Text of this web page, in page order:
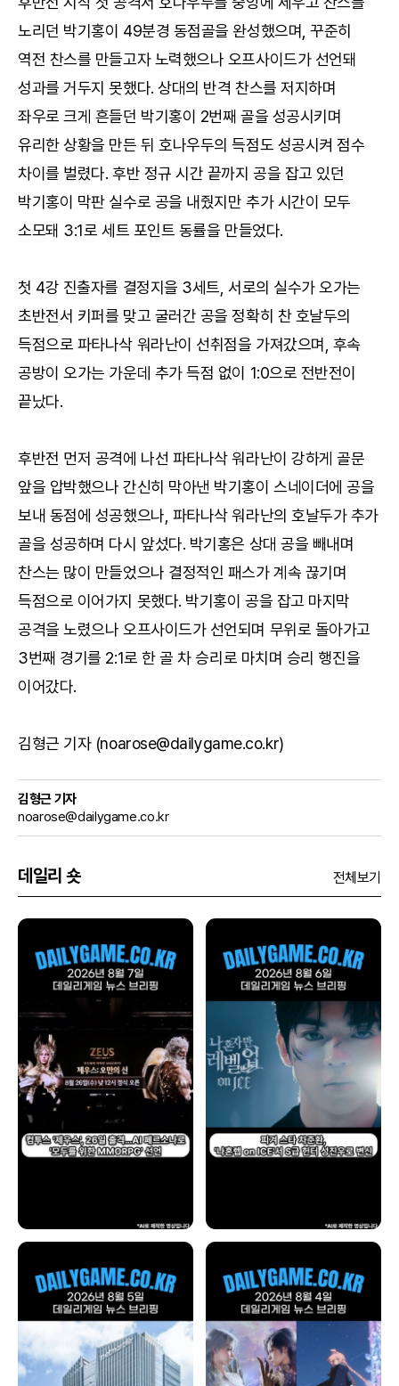
노리던 박기홍이 49분경 동점골을 완성했으며, 꾸준히
역전 찬스를 만들고자 노력했으나 오프사이드가 선언돼
성과를 거두지 못했다. 상대의 반격 찬스를 저지하며
좌우로 크게 흔들던 박기홍이 2번째 골을 성공시키며
유리한 상황을 만든 뒤 호나우두의 득점도 성공시켜 점수
차이를 벌렸다. 후반 정규 시간 끝까지 공을 잡고 있던
박기홍이 막판 실수로 공을 내줬지만 추가 시간이 모두
소모돼 3:1로 세트 포인트 동률을 만들었다.
첫 4강 진출자를 결정지을 3세트, 서로의 실수가 오가는
초반전서 키퍼를 맞고 굴러간 공을 정확히 찬 호날두의
득점으로 파타나삭 워라난이 선취점을 가져갔으며, 후속
공방이 오가는 가운데 추가 득점 없이 1:0으로 전반전이
끝났다.
후반전 먼저 공격에 나선 파타나삭 워라난이 강하게 골문
앞을 압박했으나 간신히 막아낸 박기홍이 스네이더에 공을
보내 동점에 성공했으나, 파타나삭 워라난의 호날두가 추가
골을 성공하며 다시 앞섰다. 박기홍은 상대 공을 빼내며
찬스는 많이 만들었으나 결정적인 패스가 계속 끊기며
득점으로 이어가지 못했다. 박기홍이 공을 잡고 마지막
공격을 노렸으나 오프사이드가 선언되며 무위로 돌아가고
3번째 경기를 2:1로 한 골 차 승리로 마치며 승리 행진을
이어갔다.
김형근 기자 (noarose@dailygame.co.kr)
김형근 기자
noarose@dailygame.co.kr
데일리 숏 전체보기